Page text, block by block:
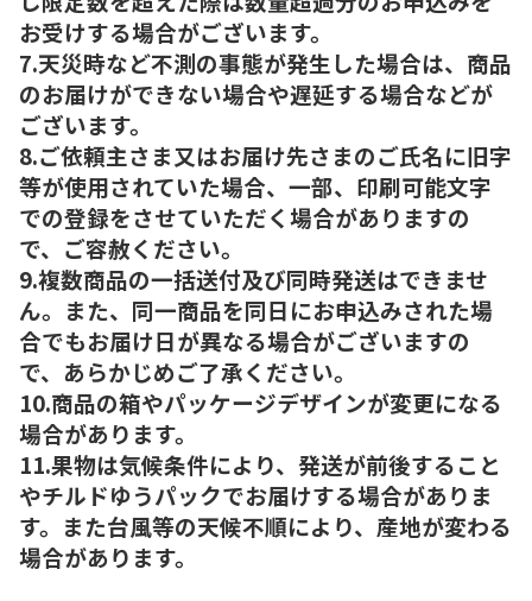
お受けする場合がございます。
7.天災時など不測の事態が発生した場合は、商品
のお届けができない場合や遅延する場合などが
ございます。
8.ご依頼主さま又はお届け先さまのご氏名に旧字
等が使用されていた場合、一部、印刷可能文字
での登録をさせていただく場合がありますの
で、ご容赦ください。
9.複数商品の一括送付及び同時発送はできませ
ん。また、同一商品を同日にお申込みされた場
合でもお届け日が異なる場合がございますの
で、あらかじめご了承ください。
10.商品の箱やパッケージデザインが変更になる
場合があります。
11.果物は気候条件により、発送が前後すること
やチルドゆうパックでお届けする場合がありま
す。また台風等の天候不順により、産地が変わる
場合があります。